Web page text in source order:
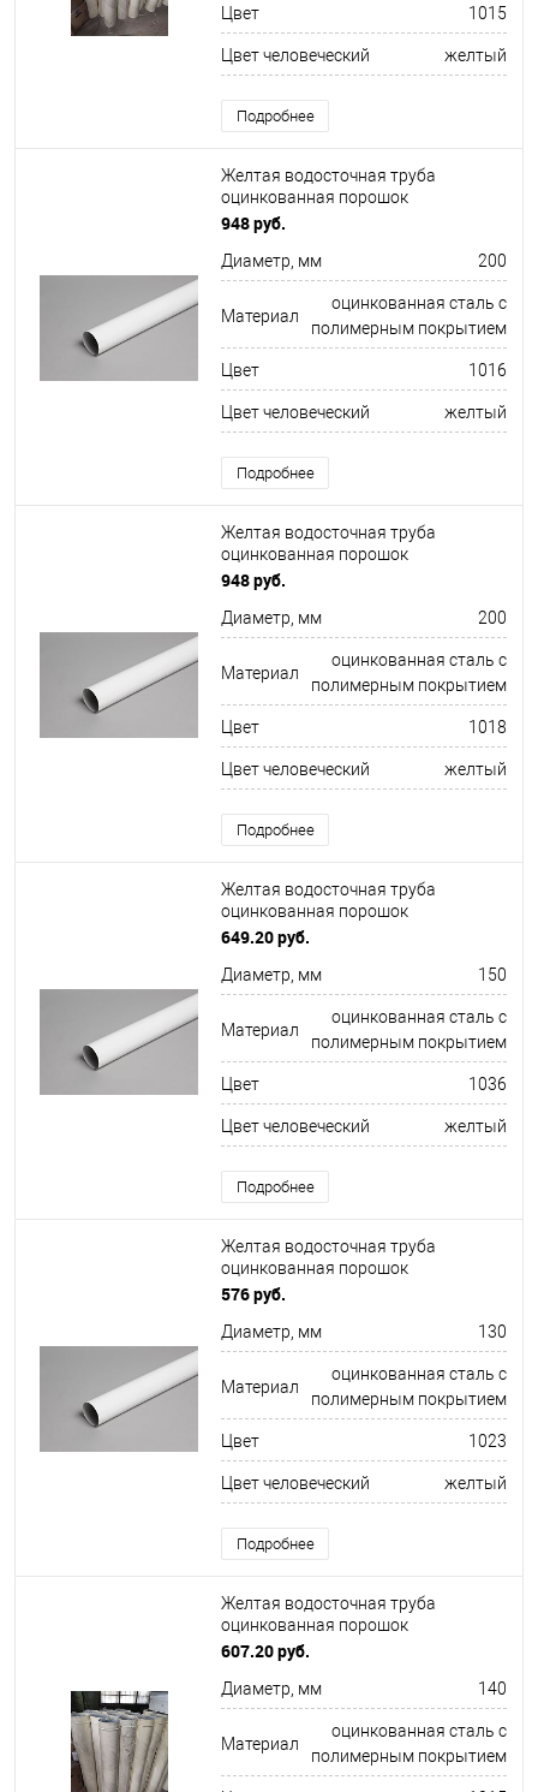
Цвет 1015
Цвет человеческий желтый
Подробнее
Желтая водосточная труба
оцинкованная порошок
ф200х1250мм RAL 1016
948 руб.
Диаметр, мм 200
Материал
оцинкованная сталь с
полимерным покрытием
Цвет 1016
Цвет человеческий желтый
Подробнее
Желтая водосточная труба
оцинкованная порошок
ф200х1250мм RAL 1018
948 руб.
Диаметр, мм 200
Материал
оцинкованная сталь с
полимерным покрытием
Цвет 1018
Цвет человеческий желтый
Подробнее
Желтая водосточная труба
оцинкованная порошок
ф150х1250мм RAL 1036
649.20 руб.
Диаметр, мм 150
Материал
оцинкованная сталь с
полимерным покрытием
Цвет 1036
Цвет человеческий желтый
Подробнее
Желтая водосточная труба
оцинкованная порошок
ф130х1250мм RAL 1023
576 руб.
Диаметр, мм 130
Материал
оцинкованная сталь с
полимерным покрытием
Цвет 1023
Цвет человеческий желтый
Подробнее
Желтая водосточная труба
оцинкованная порошок
ф140х1250мм RAL 1015
607.20 руб.
Диаметр, мм 140
Материал
оцинкованная сталь с
полимерным покрытием